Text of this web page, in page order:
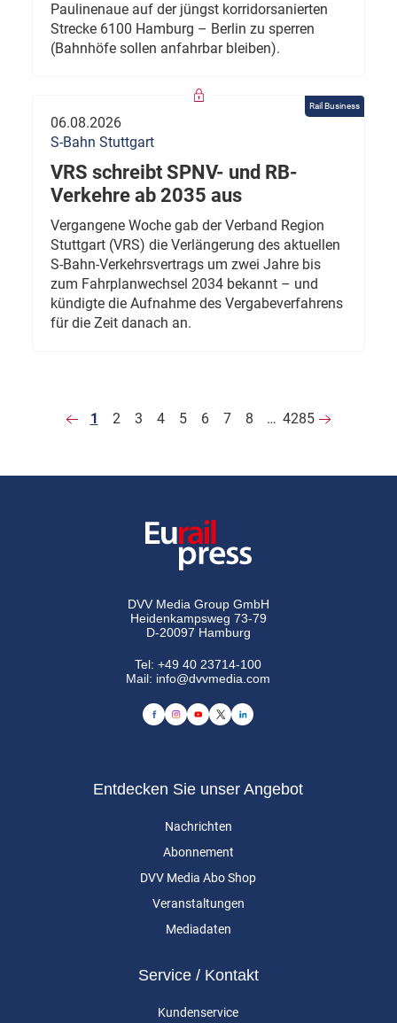
Paulinenaue auf der jüngst korridorsanierten
Strecke 6100 Hamburg – Berlin zu sperren
(Bahnhöfe sollen anfahrbar bleiben).
Rail Business
06.08.2026
S-Bahn Stuttgart
VRS schreibt SPNV- und RB-
Verkehre ab 2035 aus
Vergangene Woche gab der Verband Region
Stuttgart (VRS) die Verlängerung des aktuellen
S-Bahn-Verkehrsvertrags um zwei Jahre bis
zum Fahrplanwechsel 2034 bekannt – und
kündigte die Aufnahme des Vergabeverfahrens
für die Zeit danach an.
1 2 3 4 5 6 7 8 … 4285
DVV Media Group GmbH
Heidenkampsweg 73-79
D-20097 Hamburg
Tel:+49 40 23714-100
Mail: info@dvvmedia.com
Entdecken Sie unser Angebot
Nachrichten
Abonnement
DVV Media Abo Shop
Veranstaltungen
Mediadaten
Service / Kontakt
Kundenservice